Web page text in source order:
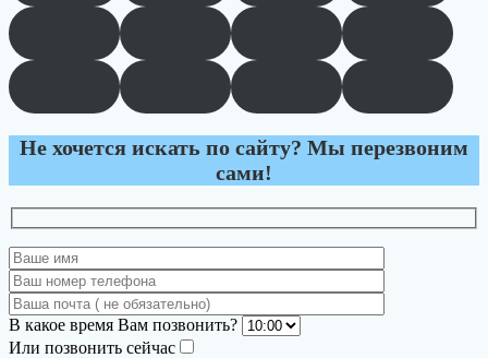
Не хочется искать по сайту? Мы перезвоним
сами!
В какое время Вам позвонить?
Или позвонить сейчас